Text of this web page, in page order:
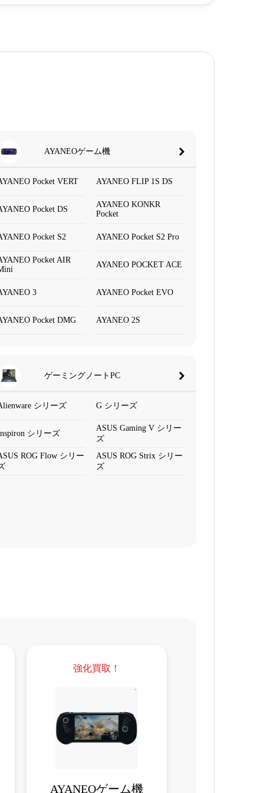
AYANEOゲーム機
Pocket VERT AYANEO FLIP 1S DS
Pocket DS
AYANEO KONKR
Pocket
Pocket S2 AYANEO Pocket S2 Pro
Pocket AIR
AYANEO POCKET ACE
3 AYANEO Pocket EVO
Pocket DMG AYANEO 2S
ゲーミングノートPC
シリーズ G シリーズ
シリーズ
ASUS Gaming V シリー
ズ
ROG Flow シリー
ASUS ROG Strix シリー
ズ
強化買取！
AYANEOゲーム機